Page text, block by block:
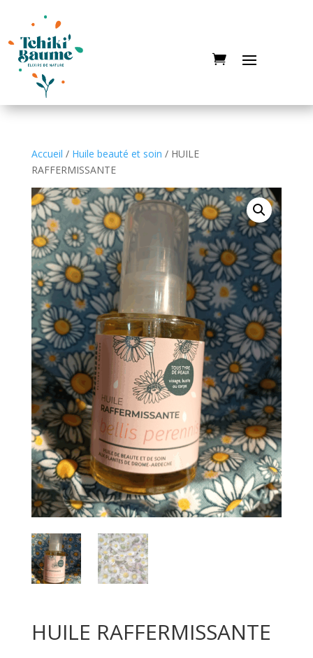
Accueil / Huile beauté et soin / HUILE
RAFFERMISSANTE
HUILE RAFFERMISSANTE